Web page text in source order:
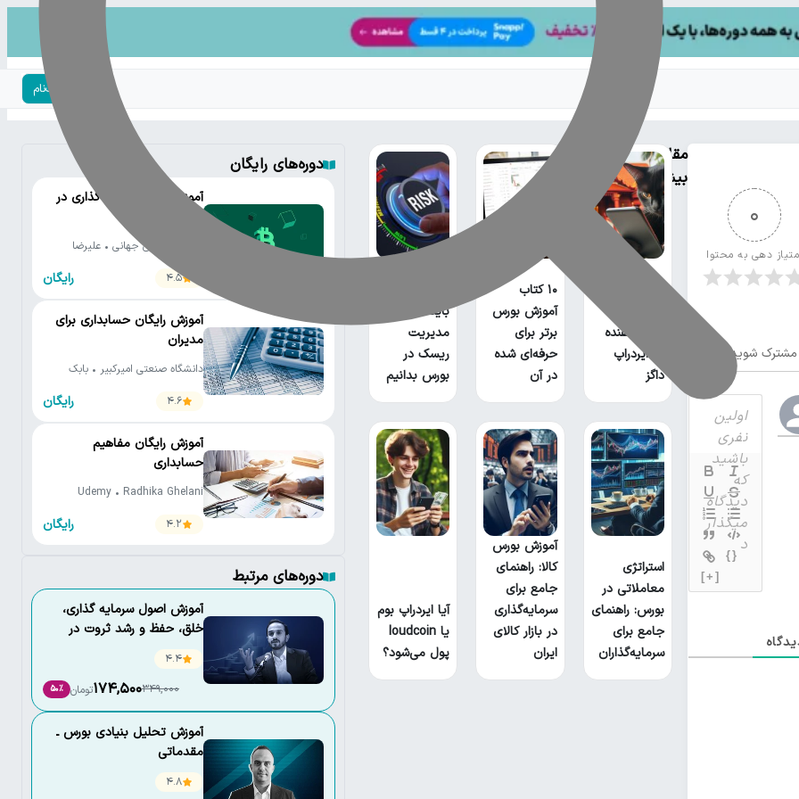
ورود | ثبت‌نام
0
دهی به محتوا
مشترک شوید
{}
[+]
مقالات
بیشتر
ادامه دهنده
راه ایردراپ
داگز
۱۰ کتاب
آموزش بورس
برتر برای
حرفه‌ای شده
در آن
باید در مورد
مدیریت
ریسک در
بورس بدانیم
استراتژی
معاملاتی در
بورس: راهنمای
جامع برای
سرمایه‌گذاران
آموزش بورس
کالا: راهنمای
جامع برای
سرمایه‌گذاری
در بازار کالای
ایران
آیا ایردراپ بوم
یا loudcoin
پول می‌شود؟
دوره‌های رایگان
آموزش جامع سرمایه‌گذاری در
بیت‌پین • علی جهانی • علیرضا
محمدی • کارن آهنگری • رضا
محمدپور • محسن صالح • محمد
4.5 رایگان
آموزش رایگان حسابداری برای
مدیران
دانشگاه صنعتی امیرکبیر • بابک
4.6
رایگان
آموزش رایگان مفاهیم
حسابداری
Udemy • Radhika Ghelani
4.2
رایگان
دوره‌های مرتبط
آموزش اصول سرمايه گذاری،
خلق، حفظ و رشد ثروت در
4.4
349,000
174,500تومان 50٪
آموزش تحلیل بنیادی بورس ـ
مقدماتی
4.8